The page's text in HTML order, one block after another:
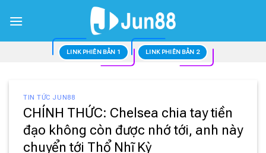
qua
LINK PHIÊN BẢN 1 LINK PHIÊN BẢN 2
TIN TỨC JUN88
CHÍNH THỨC: Chelsea chia tay tiền
đạo không còn được nhớ tới, anh này
chuyển tới Thổ Nhĩ Kỳ